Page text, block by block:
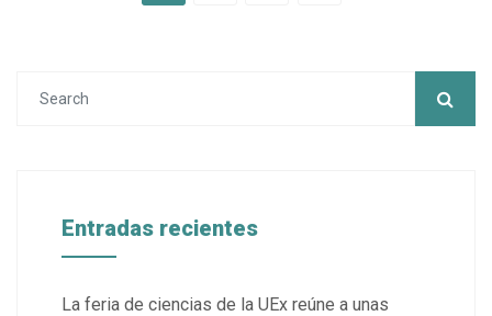
Entradas recientes
La feria de ciencias de la UEx reúne a unas